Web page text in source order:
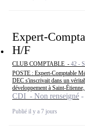
Expert-
H/F
CLUB COMPTABLE - 42 -
POSTE : Expert-Comptable
DEC s'inscrivait dans un
développement à Saint-Étienne,
CDI - Non renseigné
Publié il y a 7 jours